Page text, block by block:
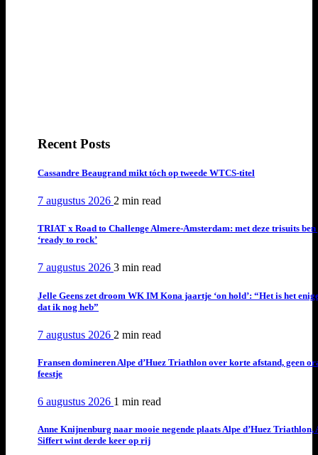
Recent Posts
Cassandre Beaugrand mikt tóch op tweede WTCS-titel
7 augustus 2026 2 min read
TRIAT x Road to Challenge Almere-Amsterdam: met deze trisuits ben
‘ready to rock’
7 augustus 2026 3 min read
Jelle Geens zet droom WK IM Kona jaartje ‘on hold’: “Het is het
dat ik nog heb”
7 augustus 2026 2 min read
Fransen domineren Alpe d’Huez Triathlon over korte afstand, geen
feestje
6 augustus 2026 1 min read
Anne Knijnenburg naar mooie negende plaats Alpe d’Huez Triathlon,
Siffert wint derde keer op rij